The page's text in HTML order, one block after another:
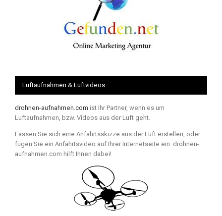
Luftaufnahmen & Luftvideos
drohnen-aufnahmen.com ist Ihr Partner, wenn es um
Luftaufnahmen, bzw. Videos aus der Luft geht.
Lassen Sie sich eine Anfahrtsskizze aus der Luft erstellen, oder
fügen Sie ein Anfahrtsvideo auf Ihrer Internetseite ein. drohnen-
aufnahmen.com hilft Ihnen dabei!